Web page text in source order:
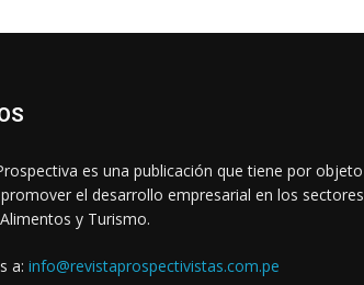
es una publicación que tiene por objeto
el desarrollo empresarial en los sectores
y Turismo.
a: info@revistaprospectivistas.com.pe